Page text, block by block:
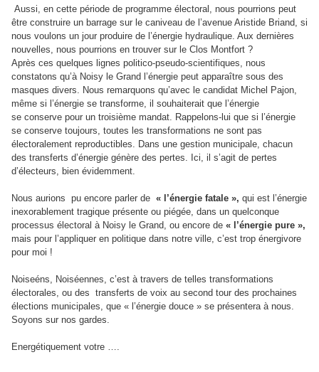
Aussi, en cette période de programme électoral, nous pourrions peut
être construire un barrage sur le caniveau de l’avenue Aristide Briand, si
nous voulons un jour produire de l’énergie hydraulique. Aux dernières
nouvelles, nous pourrions en trouver sur le Clos Montfort ?
Après ces quelques lignes politico-pseudo-scientifiques, nous
constatons qu’à Noisy le Grand l’énergie peut apparaître sous des
masques divers. Nous remarquons qu’avec le candidat Michel Pajon,
même si l’énergie se transforme, il souhaiterait que l’énergie
se conserve pour un troisième mandat. Rappelons-lui que si l’énergie
se conserve toujours, toutes les transformations ne sont pas
électoralement reproductibles. Dans une gestion municipale, chacun
des transferts d’énergie génère des pertes. Ici, il s’agit de pertes
d’électeurs, bien évidemment.
Nous aurions pu encore parler de « l’énergie fatale », qui est l’énergie
inexorablement tragique présente ou piégée, dans un quelconque
processus électoral à Noisy le Grand, ou encore de « l’énergie pure »,
mais pour l’appliquer en politique dans notre ville, c’est trop énergivore
pour moi !
Noiseéns, Noiséennes, c’est à travers de telles transformations
électorales, ou des transferts de voix au second tour des prochaines
élections municipales, que « l’énergie douce » se présentera à nous.
Soyons sur nos gardes.
Energétiquement votre ….